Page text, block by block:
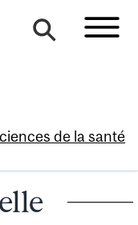
de la santé